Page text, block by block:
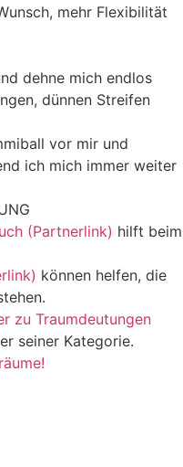
mehr Flexibilität
dehne mich endlos
dünnen Streifen
vor mir und
ich mich immer weiter
(Partnerlink) hilft beim
können helfen, die
zu Traumdeutungen
seiner Kategorie.